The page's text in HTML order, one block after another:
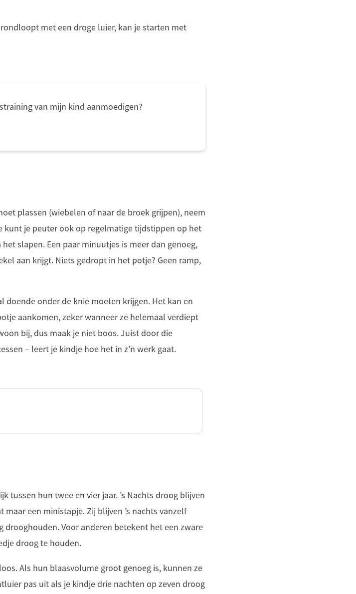
met een droge luier, kan je starten met
van mijn kind aanmoedigen?
plassen (wiebelen of naar de broek grijpen), neem
kunt je peuter ook op regelmatige tijdstippen op het
slapen. Een paar minuutjes is meer dan genoeg,
aan krijgt. Niets gedropt in het potje? Geen ramp,
doende onder de knie moeten krijgen. Het kan en
aankomen, zeker wanneer ze helemaal verdiept
bij, dus maak je niet boos. Juist door die
– leert je kindje hoe het in z’n werk gaat.
tussen hun twee en vier jaar. ’s Nachts droog blijven
een ministapje. Zij blijven ’s nachts vanzelf
drooghouden. Voor anderen betekent het een zware
droog te houden.
Als hun blaasvolume groot genoeg is, kunnen ze
pas uit als je kindje drie nachten op zeven droog